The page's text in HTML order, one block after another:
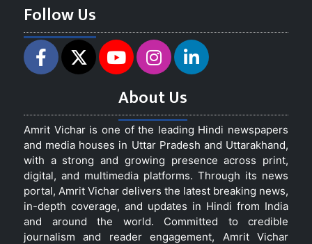
Follow Us
About Us
Amrit Vichar is one of the leading Hindi newspapers
and media houses in Uttar Pradesh and Uttarakhand,
with a strong and growing presence across print,
digital, and multimedia platforms. Through its news
portal, Amrit Vichar delivers the latest breaking news,
in-depth coverage, and updates in Hindi from India
and around the world. Committed to credible
journalism and reader engagement, Amrit Vichar